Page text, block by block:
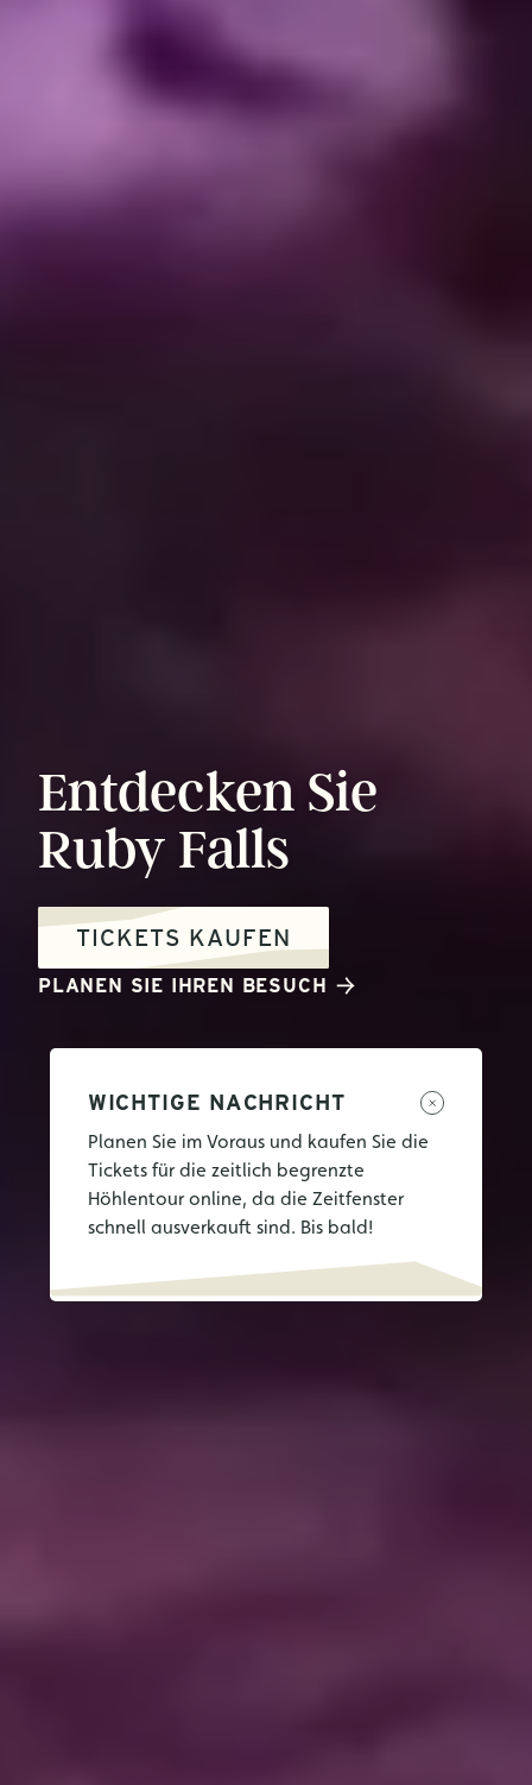
Entdecken Sie
Ruby Falls
TICKETS KAUFEN
PLANEN SIE IHREN BESUCH
WICHTIGE NACHRICHT
Planen Sie im Voraus und kaufen Sie die
Tickets für die zeitlich begrenzte
Höhlentour online, da die Zeitfenster
schnell ausverkauft sind. Bis bald!